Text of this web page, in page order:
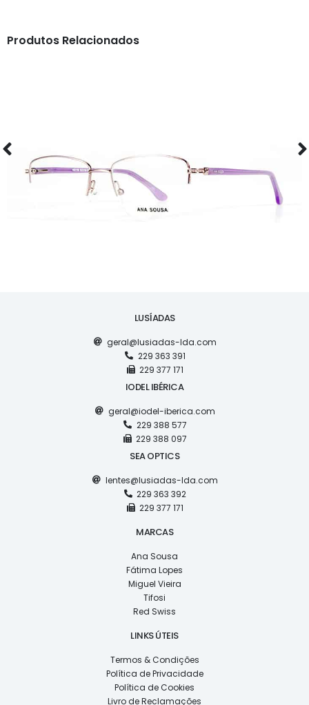
Produtos Relacionados
LUSÍADAS
geral@lusiadas-lda.com
229 363 391
229 377 171
IODEL IBÉRICA
geral@iodel-iberica.com
229 388 577
229 388 097
SEA OPTICS
lentes@lusiadas-lda.com
229 363 392
229 377 171
MARCAS
Ana Sousa
Fátima Lopes
Miguel Vieira
Tifosi
Red Swiss
LINKS ÚTEIS
Termos & Condições
Política de Privacidade
Política de Cookies
Livro de Reclamações